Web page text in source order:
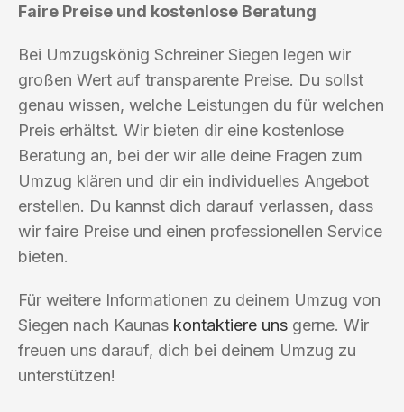
Faire Preise und kostenlose Beratung
Bei Umzugskönig Schreiner Siegen legen wir
großen Wert auf transparente Preise. Du sollst
genau wissen, welche Leistungen du für welchen
Preis erhältst. Wir bieten dir eine kostenlose
Beratung an, bei der wir alle deine Fragen zum
Umzug klären und dir ein individuelles Angebot
erstellen. Du kannst dich darauf verlassen, dass
wir faire Preise und einen professionellen Service
bieten.
Für weitere Informationen zu deinem Umzug von
Siegen nach Kaunas kontaktiere uns gerne. Wir
freuen uns darauf, dich bei deinem Umzug zu
unterstützen!